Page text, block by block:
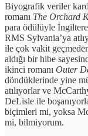
Biyografik veriler
romanı The Orchard
para ödülüyle
RMS Sylvania’ya
ile çok vakit
aldığı bir hibe
ikinci romanı Outer
döndüklerinde yine
atılıyorlar ve
DeLisle ile
biçimleri mi, yoksa
mi, bilmiyorum.